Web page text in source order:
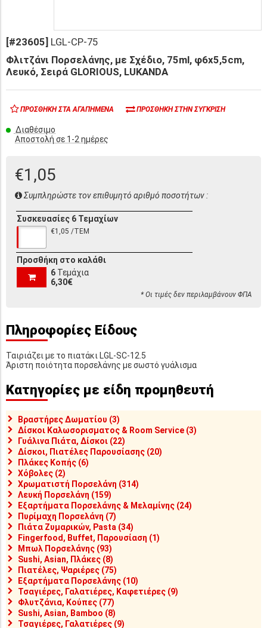
[#23605] LGL-CP-75
Φλιτζάνι Πορσελάνης, με Σχέδιο, 75ml, φ6x5,5cm,
Λευκό, Σειρά GLORIOUS, LUKANDA
ΠΡΟΣΘΉΚΗ ΣΤΑ ΑΓΑΠΗΜΈΝΑ ΠΡΟΣΘΉΚΗ ΣΤΗΝ ΣΎΓΚΡΙΣΗ
Διαθέσιμο
Αποστολή σε 1-2 ημέρες
€1,05
Συμπληρώστε τον επιθυμητό αριθμό ποσοτήτων :
Συσκευασίες 6 Τεμαχίων
€1,05 /ΤΕΜ
Προσθήκη στο καλάθι
6 Τεμάχια
6,30€
* Οι τιμές δεν περιλαμβάνουν ΦΠΑ
Πληροφορίες Είδους
Ταιριάζει με το πιατάκι LGL-SC-12.5
Άριστη ποιότητα πορσελάνης με σωστό γυάλισμα
Κατηγορίες με είδη προμηθευτή
Βραστήρες Δωματίου (3)
Δίσκοι Καλωσορισματος & Room Service (3)
Γυάλινα Πιάτα, Δίσκοι (22)
Δίσκοι, Πιατέλες Παρουσίασης (20)
Πλάκες Κοπής (6)
Χόβολες (2)
Χρωματιστή Πορσελάνη (314)
Λευκή Πορσελάνη (159)
Εξαρτήματα Πορσελάνης & Μελαμίνης (24)
Πυρίμαχη Πορσελάνη (7)
Πιάτα Ζυμαρικών, Pasta (34)
Fingerfood, Buffet, Παρουσίαση (1)
Μπωλ Πορσελάνης (93)
Sushi, Asian, Πλάκες (8)
Πιατέλες, Ψαριέρες (75)
Εξαρτήματα Πορσελάνης (10)
Τσαγιέρες, Γαλατιέρες, Καφετιέρες (9)
Φλυτζάνια, Κούπες (77)
Sushi, Asian, Bamboo (8)
Τσαγιέρες, Γαλατιέρες (9)